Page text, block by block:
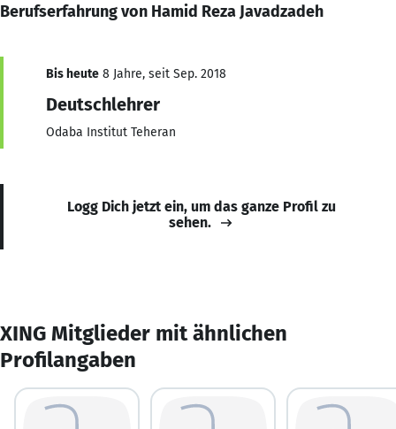
Berufserfahrung von Hamid Reza Javadzadeh
Bis heute 8 Jahre, seit Sep. 2018
Deutschlehrer
Odaba Institut Teheran
Logg Dich jetzt ein, um das ganze Profil zu
sehen.
XING Mitglieder mit ähnlichen
Profilangaben